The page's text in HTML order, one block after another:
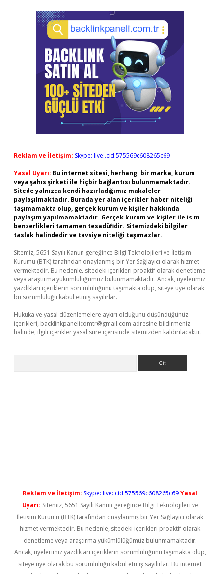
Reklam ve İletişim: Skype: live:.cid.575569c608265c69
Yasal Uyarı: Bu internet sitesi, herhangi bir marka, kurum
veya şahıs şirketi ile hiçbir bağlantısı bulunmamaktadır.
Sitede yalnızca kendi hazırladığımız makaleler
paylaşılmaktadır. Burada yer alan içerikler haber niteliği
taşımamakta olup, gerçek kurum ve kişiler hakkında
paylaşım yapılmamaktadır. Gerçek kurum ve kişiler ile isim
benzerlikleri tamamen tesadüfidir. Sitemizdeki bilgiler
taslak halindedir ve tavsiye niteliği taşımazlar.
Sitemiz, 5651 Sayılı Kanun gereğince Bilgi Teknolojileri ve İletişim
Kurumu (BTK) tarafından onaylanmış bir Yer Sağlayıcı olarak hizmet
vermektedir. Bu nedenle, sitedeki içerikleri proaktif olarak denetleme
veya araştırma yükümlülüğümüz bulunmamaktadır. Ancak, üyelerimiz
yazdıkları içeriklerin sorumluluğunu taşımakta olup, siteye üye olarak
bu sorumluluğu kabul etmiş sayılırlar.
Hukuka ve yasal düzenlemelere aykırı olduğunu düşündüğünüz
içerikleri, backlinkpanelicomtr@gmail.com adresine bildirmeniz
halinde, ilgili içerikler yasal süre içerisinde sitemizden kaldırılacaktır.
Reklam ve İletişim: Skype: live:.cid.575569c608265c69Yasal
Uyarı: Sitemiz, 5651 Sayılı Kanun gereğince Bilgi Teknolojileri ve
İletişim Kurumu (BTK) tarafından onaylanmış bir Yer Sağlayıcı olarak
hizmet vermektedir. Bu nedenle, sitedeki içerikleri proaktif olarak
denetleme veya araştırma yükümlülüğümüz bulunmamaktadır.
Ancak, üyelerimiz yazdıkları içeriklerin sorumluluğunu taşımakta olup,
siteye üye olarak bu sorumluluğu kabul etmiş sayılırlar. Bu internet